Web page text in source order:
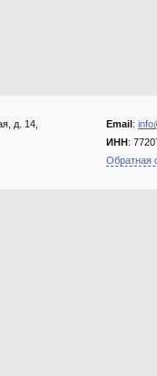
д. 14,
Email:
ИНН:
Обратная